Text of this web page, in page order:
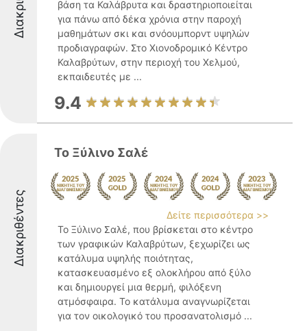
βάση τα Καλάβρυτα και δραστηριοποιείται
για πάνω από δέκα χρόνια στην παροχή
μαθημάτων σκι και σνόουμπορντ υψηλών
προδιαγραφών. Στο Χιονοδρομικό Κέντρο
Καλαβρύτων, στην περιοχή του Χελμού,
εκπαιδευτές με ...
9.4
Διακριθέντες
Το Ξύλινο Σαλέ
Δείτε περισσότερα >>
Το Ξύλινο Σαλέ, που βρίσκεται στο κέντρο
των γραφικών Καλαβρύτων, ξεχωρίζει ως
κατάλυμα υψηλής ποιότητας,
κατασκευασμένο εξ ολοκλήρου από ξύλο
και δημιουργεί μια θερμή, φιλόξενη
ατμόσφαιρα. Το κατάλυμα αναγνωρίζεται
για τον οικολογικό του προσανατολισμό ...